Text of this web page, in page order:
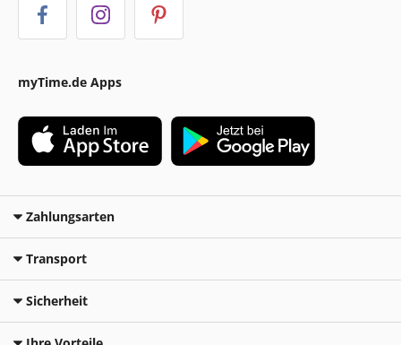
myTime.de Apps
Zahlungsarten
Transport
Sicherheit